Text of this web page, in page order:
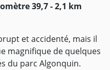
39,7 - 2,1 km
et accidenté, mais il
magnifique de quelques
du parc Algonquin.